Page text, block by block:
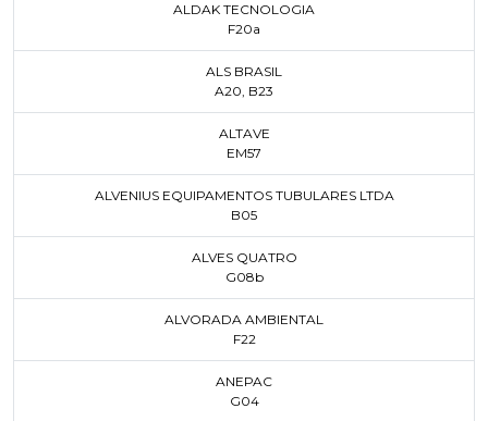
ALDAK TECNOLOGIA
F20a
ALS BRASIL
A20, B23
ALTAVE
EM57
ALVENIUS EQUIPAMENTOS TUBULARES LTDA
B05
ALVES QUATRO
G08b
ALVORADA AMBIENTAL
F22
ANEPAC
G04